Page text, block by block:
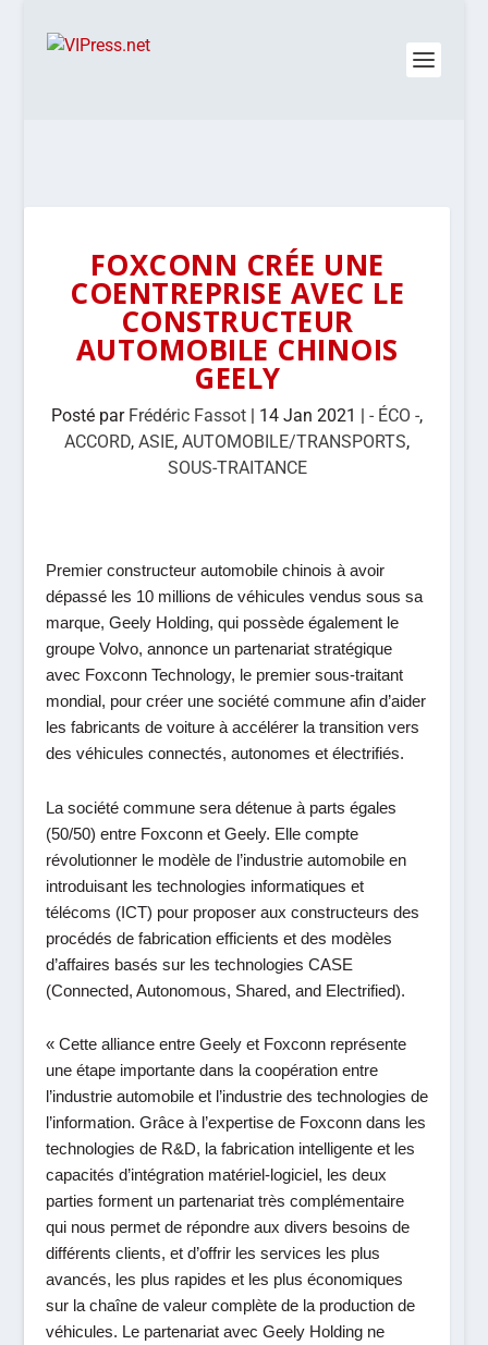
FOXCONN CRÉE UNE
COENTREPRISE AVEC LE
CONSTRUCTEUR
AUTOMOBILE CHINOIS
GEELY
Posté par Frédéric Fassot | 14 Jan 2021 |- ÉCO -,
ACCORD,ASIE,AUTOMOBILE/TRANSPORTS,
SOUS-TRAITANCE
Premier constructeur automobile chinois à avoir
dépassé les 10 millions de véhicules vendus sous sa
marque,Geely Holding, qui possède également le
groupe Volvo, annonce un partenariat stratégique
avec Foxconn Technology, le premier sous-traitant
mondial, pour créer une société commune afin d’aider
les fabricants de voiture à accélérer la transition vers
des véhicules connectés, autonomes et électrifiés.
La société commune sera détenue à parts égales
(50/50) entre Foxconn et Geely. Elle compte
révolutionner le modèle de l’industrie automobile en
introduisant les technologies informatiques et
télécoms (ICT) pour proposer aux constructeurs des
procédés de fabrication efficients et des modèles
d’affaires basés sur les technologies CASE
(Connected, Autonomous, Shared, and Electrified).
«Cette alliance entre Geely et Foxconn représente
une étape importante dans la coopération entre
l’industrie automobile et l’industrie des technologies de
l’information. Grâce à l’expertise de Foxconn dans les
technologies de R&D, la fabrication intelligente et les
capacités d’intégration matériel-logiciel, les deux
parties forment un partenariat très complémentaire
qui nous permet de répondre aux divers besoins de
différents clients, et d’offrir les services les plus
avancés, les plus rapides et les plus économiques
sur la chaîne de valeur complète de la production de
véhicules. Le partenariat avec Geely Holding ne